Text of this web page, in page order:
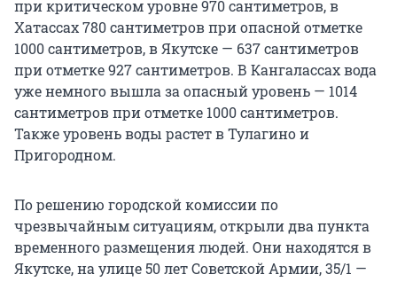
при критическом уровне 970 сантиметров, в
Хатассах 780 сантиметров при опасной отметке
1000 сантиметров, в Якутске — 637 сантиметров
при отметке 927 сантиметров. В Кангалассах вода
уже немного вышла за опасный уровень — 1014
сантиметров при отметке 1000 сантиметров.
Также уровень воды растет в Тулагино и
Пригородном.
По решению городской комиссии по
чрезвычайным ситуациям, открыли два пункта
временного размещения людей. Они находятся в
Якутске, на улице 50 лет Советской Армии, 35/1 —